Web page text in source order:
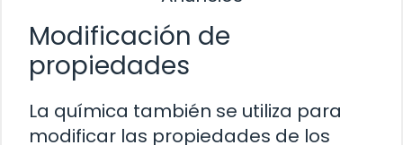
Modificación de
propiedades
La química también se utiliza para
modificar las propiedades de los